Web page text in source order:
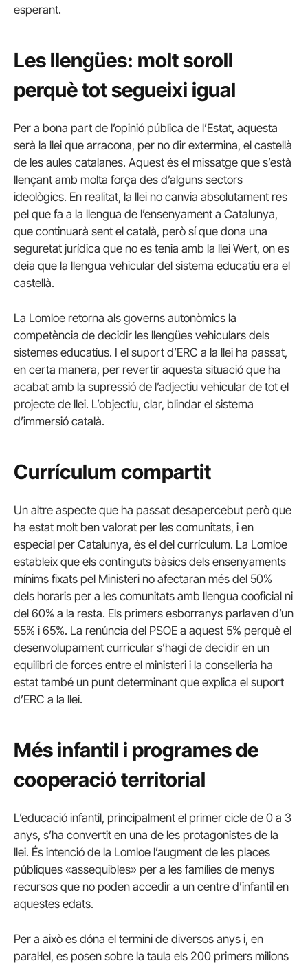
esperant.
Les llengües: molt soroll
perquè tot segueixi igual
Per a bona part de l’opinió pública de l’Estat, aquesta
serà la llei que arracona, per no dir extermina, el castellà
de les aules catalanes. Aquest és el missatge que s’està
llençant amb molta força des d’alguns sectors
ideològics. En realitat, la llei no canvia absolutament res
pel que fa a la llengua de l’ensenyament a Catalunya,
que continuarà sent el català, però sí que dona una
seguretat jurídica que no es tenia amb la llei Wert, on es
deia que la llengua vehicular del sistema educatiu era el
castellà.
La Lomloe retorna als governs autonòmics la
competència de decidir les llengües vehiculars dels
sistemes educatius. I el suport d’ERC a la llei ha passat,
en certa manera, per revertir aquesta situació que ha
acabat amb la supressió de l’adjectiu vehicular de tot el
projecte de llei. L’objectiu, clar, blindar el sistema
d’immersió català.
Currículum compartit
Un altre aspecte que ha passat desapercebut però que
ha estat molt ben valorat per les comunitats, i en
especial per Catalunya, és el del currículum. La Lomloe
estableix que els continguts bàsics dels ensenyaments
mínims fixats pel Ministeri no afectaran més del 50%
dels horaris per a les comunitats amb llengua cooficial ni
del 60% a la resta. Els primers esborranys parlaven d’un
55% i 65%. La renúncia del PSOE a aquest 5% perquè el
desenvolupament curricular s’hagi de decidir en un
equilibri de forces entre el ministeri i la conselleria ha
estat també un punt determinant que explica el suport
d’ERC a la llei.
Més infantil i programes de
cooperació territorial
L’educació infantil, principalment el primer cicle de 0 a 3
anys, s’ha convertit en una de les protagonistes de la
llei. És intenció de la Lomloe l’augment de les places
públiques «assequibles» per a les famílies de menys
recursos que no poden accedir a un centre d’infantil en
aquestes edats.
Per a això es dóna el termini de diversos anys i, en
paral·lel, es posen sobre la taula els 200 primers milions